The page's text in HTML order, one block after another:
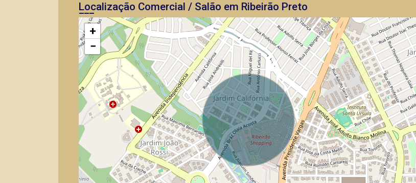
Localização Comercial / Salão em Ribeirão Preto
+
−